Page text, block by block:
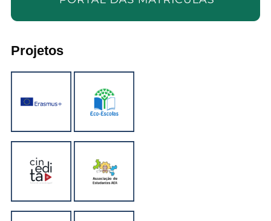
Projetos